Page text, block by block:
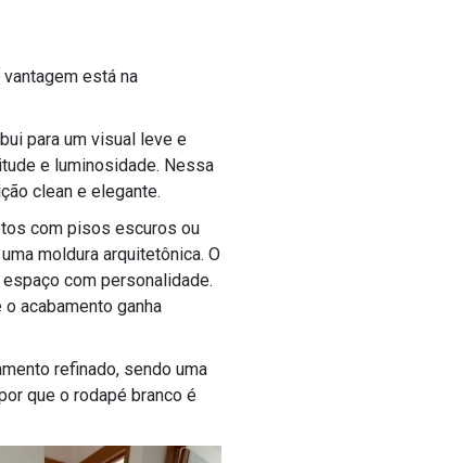
está na
para um visual leve e
e luminosidade. Nessa
clean e elegante.
com pisos escuros ou
moldura arquitetônica. O
com personalidade.
acabamento ganha
refinado, sendo uma
que o rodapé branco é